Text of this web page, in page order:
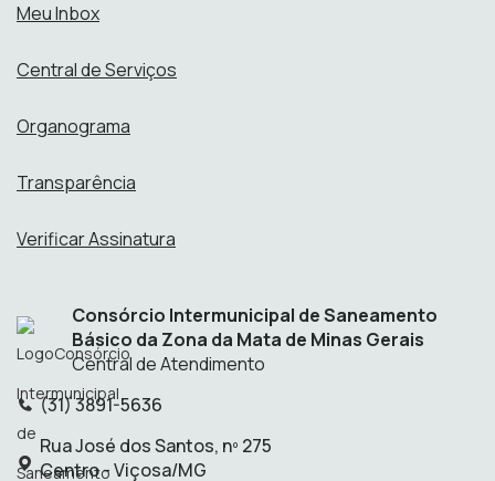
Meu Inbox
Central de Serviços
Organograma
Transparência
Verificar Assinatura
Consórcio Intermunicipal de Saneamento
Básico da Zona da Mata de Minas Gerais
Central de Atendimento
(31) 3891-5636
Endereço:
Rua José dos Santos, nº 275
Centro - Viçosa/MG